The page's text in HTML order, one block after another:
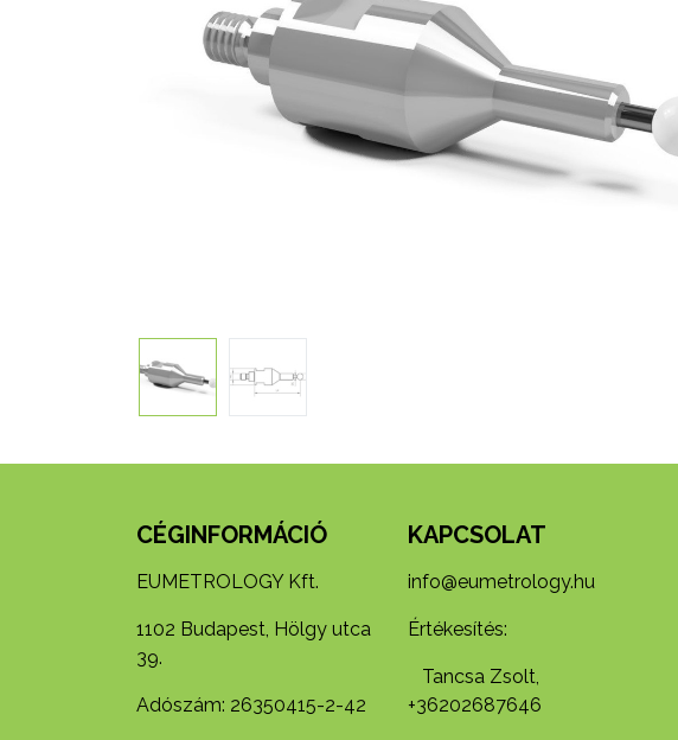
CÉGINFORMÁCIÓ
EUMETROLOGY Kft.
1102 Budapest, Hölgy utca
39.
Adószám: 26350415-2-42
KAPCSOLAT
info@eumetrology.hu
Értékesítés:
Tancsa Zsolt,
+36202687646